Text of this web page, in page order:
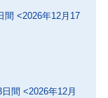
<2026年12月17
間 <2026年12月